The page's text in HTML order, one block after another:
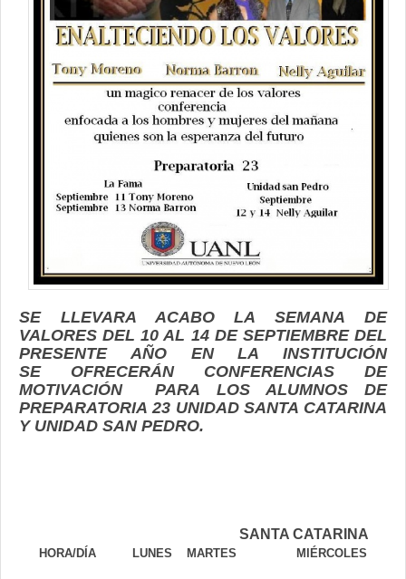
Contacto
SE LLEVARA ACABO LA SEMANA DE
VALORES DEL 10 AL 14 DE SEPTIEMBRE DEL
PRESENTE AÑO EN LA INSTITUCIÓN
SE OFRECERÁN CONFERENCIAS DE
MOTIVACIÓN PARA LOS ALUMNOS DE
PREPARATORIA 23 UNIDAD SANTA CATARINA
Y UNIDAD SAN PEDRO.
SANTA CATARINA
HORA/DÍA LUNES MARTES MIÉRCOLES